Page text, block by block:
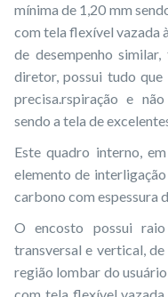
mínima de 1,20 mm
com tela flexível vazada
de desempenho
diretor, possui tudo
precisa.rspiração e
sendo a tela de
Este quadro interno,
elemento de
carbono com espessura
O encosto possui
transversal e vertical,
região lombar do